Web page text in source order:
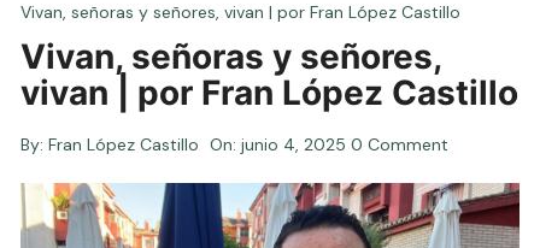
Vivan, señoras y señores, vivan | por Fran López Castillo
Vivan, señoras y señores,
vivan | por Fran López Castillo
By: Fran López Castillo On:junio 4, 2025 0 Comment